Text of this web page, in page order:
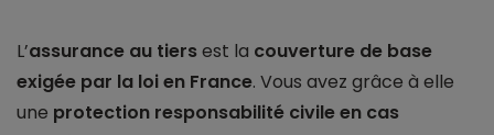
L’assurance au tiersest la couverture de base
exigée par la loi en France. Vous avez grâce à elle
une protection responsabilité civile en cas